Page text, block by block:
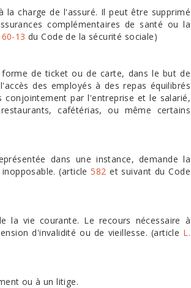
la charge de l'assuré. Il peut être supprimé
complémentaires de santé ou la
13 du Code de la sécurité sociale)
de ticket ou de carte, dans le but de
des employés à des repas équilibrés
conjointement par l'entreprise et le salarié,
cafétérias, ou même certains
dans une instance, demande la
(article582 et suivant du Code
la vie courante. Le recours nécessaire à
d'invalidité ou de vieillesse. (article L.
ou à un litige.